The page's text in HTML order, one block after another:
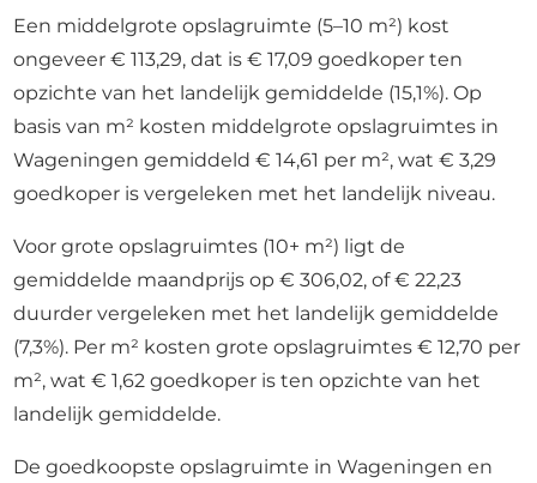
Een middelgrote opslagruimte (5–10 m²) kost
ongeveer € 113,29, dat is € 17,09 goedkoper ten
opzichte van het landelijk gemiddelde (15,1%). Op
basis van m² kosten middelgrote opslagruimtes in
Wageningen gemiddeld € 14,61 per m², wat € 3,29
goedkoper is vergeleken met het landelijk niveau.
Voor grote opslagruimtes (10+ m²) ligt de
gemiddelde maandprijs op € 306,02, of € 22,23
duurder vergeleken met het landelijk gemiddelde
(7,3%). Per m² kosten grote opslagruimtes € 12,70 per
m², wat € 1,62 goedkoper is ten opzichte van het
landelijk gemiddelde.
De goedkoopste opslagruimte in Wageningen en